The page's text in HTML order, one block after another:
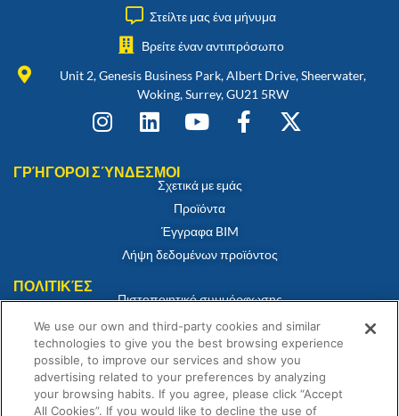
Στείλτε μας ένα μήνυμα
Βρείτε έναν αντιπρόσωπο
Unit 2, Genesis Business Park, Albert Drive, Sheerwater,
Woking, Surrey, GU21 5RW
ΓΡΉΓΟΡΟΙ ΣΎΝΔΕΣΜΟΙ
Σχετικά με εμάς
Προϊόντα
Έγγραφα BIM
Λήψη δεδομένων προϊόντος
ΠΟΛΙΤΙΚΈΣ
Πιστοποιητικό συμμόρφωσης
Πολιτική για τα cookies
Αποποίηση ευθύνης
Πολιτική απορρήτου
Όροι και Προϋποθέσεις Πώλησης
We use our own and third-party cookies and similar
technologies to give you the best browsing experience
possible, to improve our services and show you
advertising related to your preferences by analyzing
your browsing habits. If you agree, please click “Accept
All Cookies”. If you would like to decline the use of